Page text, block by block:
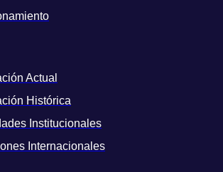
Actual
Histórica
Institucionales
Internacionales